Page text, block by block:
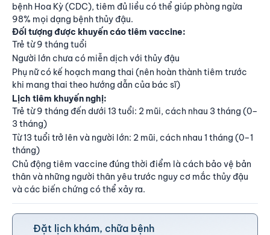
bệnh Hoa Kỳ (CDC), tiêm đủ liều có thể giúp phòng ngừa
98% mọi dạng bệnh thủy đậu.
Đối tượng được khuyến cáo tiêm vaccine:
Trẻ từ 9 tháng tuổi
Người lớn chưa có miễn dịch với thủy đậu
Phụ nữ có kế hoạch mang thai (nên hoàn thành tiêm trước
khi mang thai theo hướng dẫn của bác sĩ)
Lịch tiêm khuyến nghị:
Trẻ từ 9 tháng đến dưới 13 tuổi: 2 mũi, cách nhau 3 tháng (0–
3 tháng)
Từ 13 tuổi trở lên và người lớn: 2 mũi, cách nhau 1 tháng (0–1
tháng)
Chủ động tiêm vaccine đúng thời điểm là cách bảo vệ bản
thân và những người thân yêu trước nguy cơ mắc thủy đậu
và các biến chứng có thể xảy ra.
Đặt lịch khám, chữa bệnh